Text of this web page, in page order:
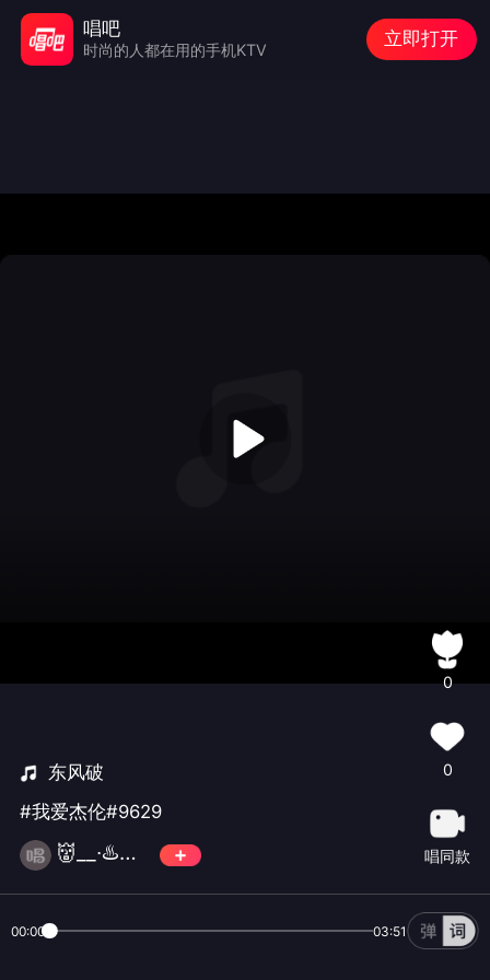
东风破
#我爱杰伦#9629
👹__∙♨️咿瓦🐾
0
0
唱同款
00:00 03:51
唱吧
时尚的人都在用的手机KTV
立即打开